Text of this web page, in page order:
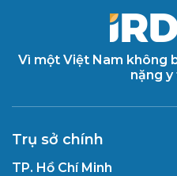
Vì một Việt Nam không
nặng
Trụ sở chính
TP. Hồ Chí Minh